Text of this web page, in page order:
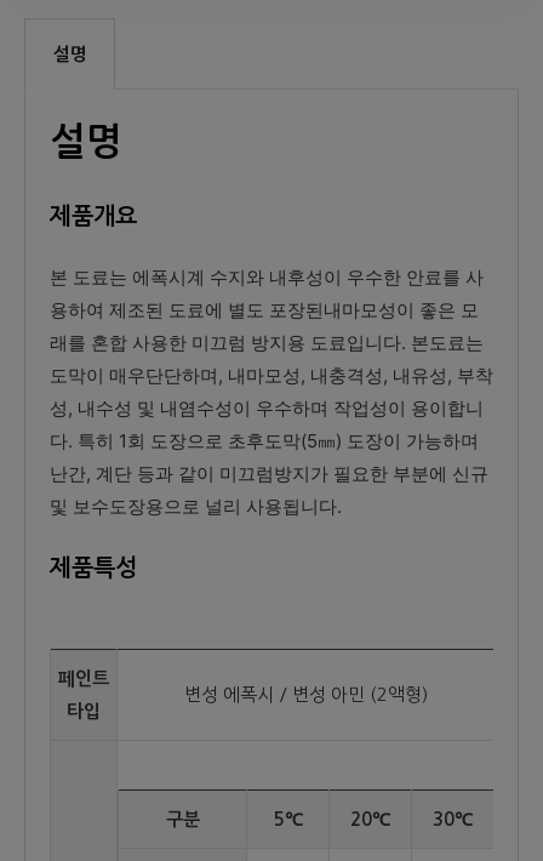
설명
설명
제품개요
본 도료는 에폭시계 수지와 내후성이 우수한 안료를 사
용하여 제조된 도료에 별도 포장된내마모성이 좋은 모
래를 혼합 사용한 미끄럼 방지용 도료입니다. 본도료는
도막이 매우단단하며, 내마모성, 내충격성, 내유성, 부착
성, 내수성 및 내염수성이 우수하며 작업성이 용이합니
다. 특히 1회 도장으로 초후도막(5㎜) 도장이 가능하며
난간, 계단 등과 같이 미끄럼방지가 필요한 부분에 신규
및 보수도장용으로 널리 사용됩니다.
제품특성
페인트
타입
변성 에폭시 / 변성 아민 (2액형)
구분 5℃ 20℃ 30℃